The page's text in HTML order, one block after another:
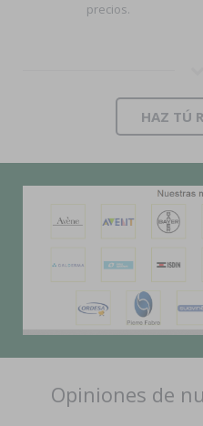
precios.
HAZ TÚ
Opiniones de